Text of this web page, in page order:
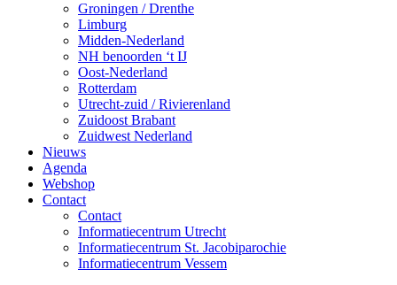
Groningen / Drenthe
Limburg
Midden-Nederland
NH benoorden ‘t IJ
Oost-Nederland
Rotterdam
Utrecht-zuid / Rivierenland
Zuidoost Brabant
Zuidwest Nederland
Nieuws
Agenda
Webshop
Contact
Contact
Informatiecentrum Utrecht
Informatiecentrum St. Jacobiparochie
Informatiecentrum Vessem